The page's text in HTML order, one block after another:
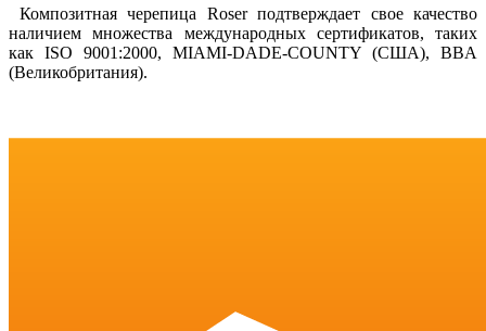
Композитная черепица Roser подтверждает свое качество
наличием множества международных сертификатов, таких
как ISO 9001:2000, MIAMI-DADE-COUNTY (США), BBA
(Великобритания).